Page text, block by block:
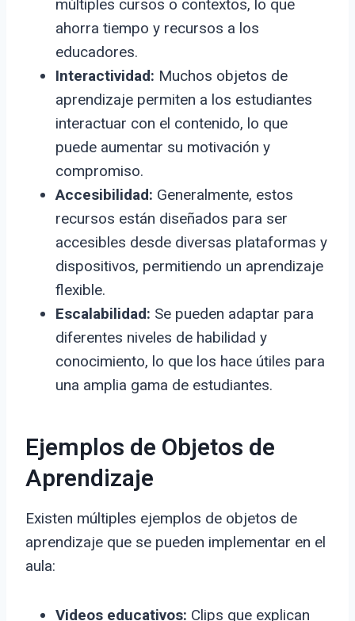
múltiples cursos o contextos, lo que
ahorra tiempo y recursos a los
educadores.
Interactividad: Muchos objetos de
aprendizaje permiten a los estudiantes
interactuar con el contenido, lo que
puede aumentar su motivación y
compromiso.
Accesibilidad: Generalmente, estos
recursos están diseñados para ser
accesibles desde diversas plataformas y
dispositivos, permitiendo un aprendizaje
flexible.
Escalabilidad: Se pueden adaptar para
diferentes niveles de habilidad y
conocimiento, lo que los hace útiles para
una amplia gama de estudiantes.
Ejemplos de Objetos de
Aprendizaje
Existen múltiples ejemplos de objetos de
aprendizaje que se pueden implementar en el
aula:
Videos educativos: Clips que explican